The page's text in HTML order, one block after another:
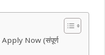
Now (संपूर्ण